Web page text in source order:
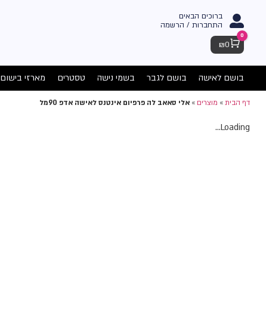
ברוכים הבאים
התחברות / הרשמה
Cart
0
₪0
בושם לאישה בושם לגבר בשמי נישה טסטרים מארזי בישום
דף הבית» מוצרים» אלי סאאב לה פרפיום אינטנס לאישה אדפ 90מל
Loading...